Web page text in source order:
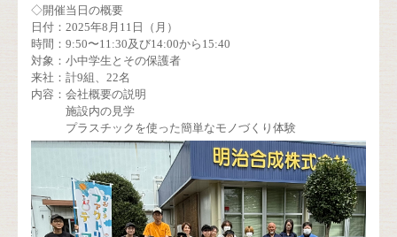
◇開催当日の概要
日付：2025年8月11日（月）
時間：9:50〜11:30及び14:00から15:40
対象：小中学生とその保護者
来社：計9組、22名
内容：会社概要の説明
施設内の見学
プラスチックを使った簡単なモノづくり体験